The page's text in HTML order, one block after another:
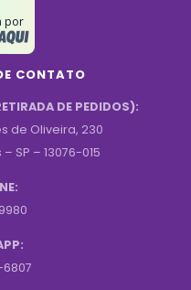
por
CONTATO
DE PEDIDOS):
de Oliveira, 230
SP – 13076-015
6807